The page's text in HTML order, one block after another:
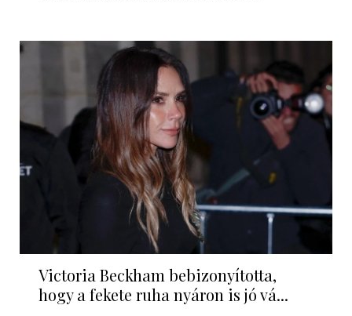
Victoria Beckham bebizonyította,
hogy a fekete ruha nyáron is jó vá...